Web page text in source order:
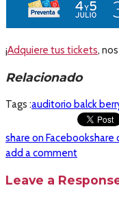
¡Adquiere tus tickets,
Relacionado
Tags :auditorio balck
share on Facebookshare
add a comment
Leave a